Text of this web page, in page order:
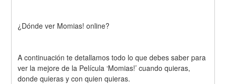
¿Dónde ver Momias! online?
A continuación te detallamos todo lo que debes saber para
ver la mejore de la Película ‘Momias!’ cuando quieras,
donde quieras y con quien quieras.